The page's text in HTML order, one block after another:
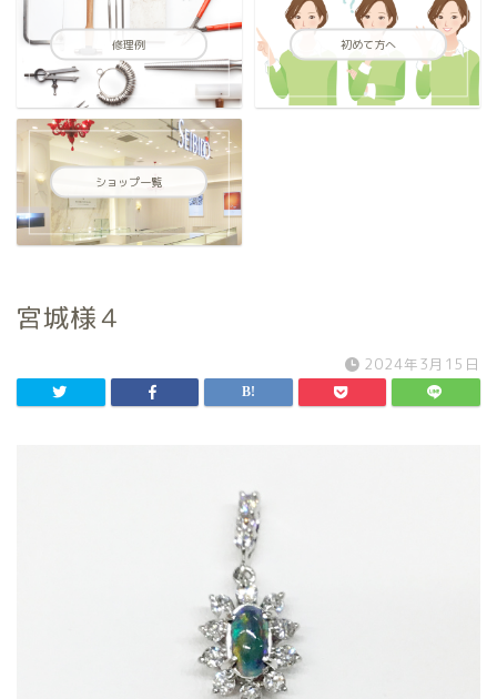
修理例 初めて方へ
ショップ一覧
宮城様４
2024年3月15日